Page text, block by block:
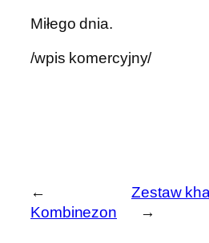
Miłego dnia.
/wpis komercyjny/
←
Kombinezon
Zestaw
→